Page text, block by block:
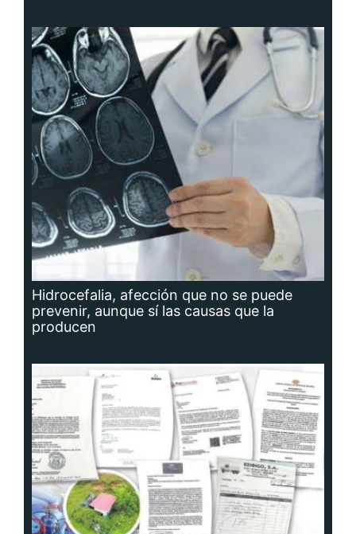
Hidrocefalia, afección que no se puede
prevenir, aunque sí las causas que la
producen